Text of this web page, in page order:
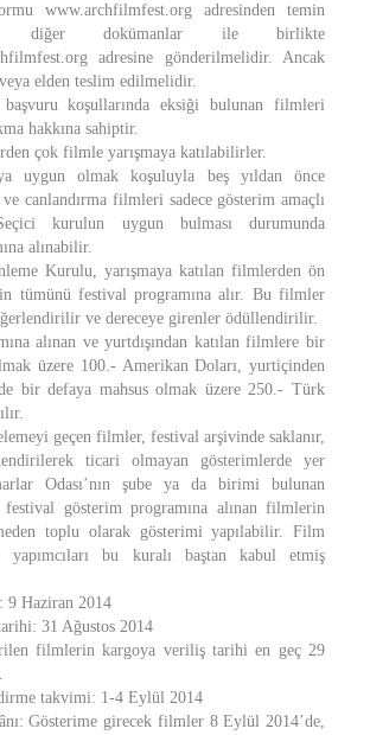
www.archfilmfest.org adresinden temin
diğer dokümanlar ile birlikte
adresine gönderilmelidir. Ancak
elden teslim edilmelidir.
koşullarında eksiği bulunan filmleri
hakkına sahiptir.
çok filmle yarışmaya katılabilirler.
uygun olmak koşuluyla beş yıldan önce
canlandırma filmleri sadece gösterim amaçlı
kurulun uygun bulması durumunda
alınabilir.
Kurulu, yarışmaya katılan filmlerden ön
tümünü festival programına alır. Bu filmler
ve dereceye girenler ödüllendirilir.
alınan ve yurtdışından katılan filmlere bir
üzere 100.- Amerikan Doları, yurtiçinden
bir defaya mahsus olmak üzere 250.- Türk
geçen filmler, festival arşivinde saklanır,
ticari olmayan gösterimlerde yer
Odası’nın şube ya da birimi bulunan
gösterim programına alınan filmlerin
toplu olarak gösterimi yapılabilir. Film
yapımcıları bu kuralı baştan kabul etmiş
9 Haziran 2014
31 Ağustos 2014
filmlerin kargoya veriliş tarihi en geç 29
takvimi: 1-4 Eylül 2014
Gösterime girecek filmler 8 Eylül 2014’de,